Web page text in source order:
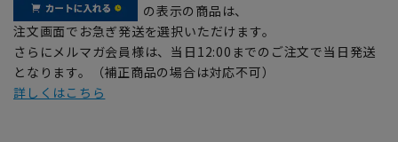
の表示の商品は、
注文画面でお急ぎ発送を選択いただけます。
さらにメルマガ会員様は、当日12:00までのご注文で当日発送
となります。（補正商品の場合は対応不可）
詳しくはこちら